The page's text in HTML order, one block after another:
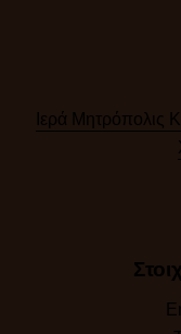
Ιερά Μητρόπολις